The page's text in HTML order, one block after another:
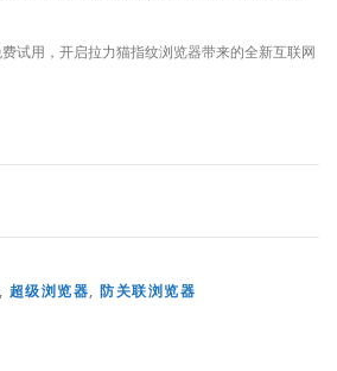
试用，开启拉力猫指纹浏览器带来的全新互联网
, 超级浏览器, 防关联浏览器